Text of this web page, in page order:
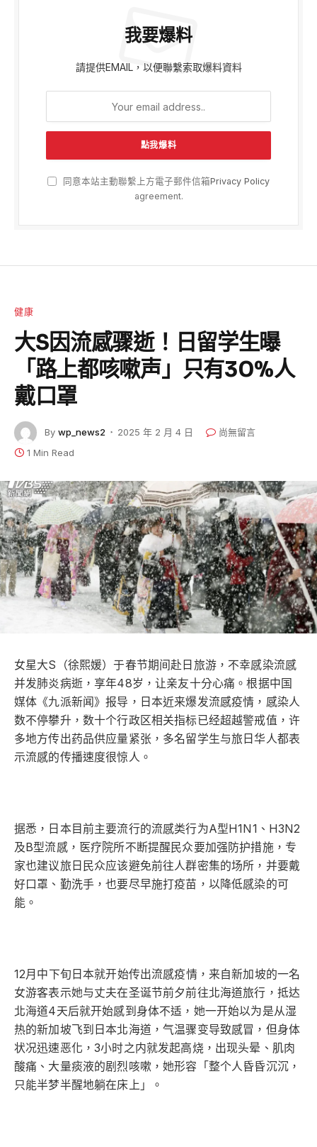
我要爆料
請提供EMAIL，以便聯繫索取爆料資料
同意本站主動聯繫上方電子郵件信箱Privacy Policy
agreement.
健康
大S因流感骤逝！日留学生曝
「路上都咳嗽声」只有30%人
戴口罩
By wp_news2 2025 年 2 月 4 日
尚無留言
1 Min Read
女星大S（徐熙媛）于春节期间赴日旅游，不幸感染流感
并发肺炎病逝，享年48岁，让亲友十分心痛。根据中国
媒体《九派新闻》报导，日本近来爆发流感疫情，感染人
数不停攀升，数十个行政区相关指标已经超越警戒值，许
多地方传出药品供应量紧张，多名留学生与旅日华人都表
示流感的传播速度很惊人。
据悉，日本目前主要流行的流感类行为A型H1N1、H3N2
及B型流感，医疗院所不断提醒民众要加强防护措施，专
家也建议旅日民众应该避免前往人群密集的场所，并要戴
好口罩、勤洗手，也要尽早施打疫苗，以降低感染的可
能。
12月中下旬日本就开始传出流感疫情，来自新加坡的一名
女游客表示她与丈夫在圣诞节前夕前往北海道旅行，抵达
北海道4天后就开始感到身体不适，她一开始以为是从湿
热的新加坡飞到日本北海道，气温骤变导致感冒，但身体
状况迅速恶化，3小时之内就发起高烧，出现头晕、肌肉
酸痛、大量痰液的剧烈咳嗽，她形容「整个人昏昏沉沉，
只能半梦半醒地躺在床上」。